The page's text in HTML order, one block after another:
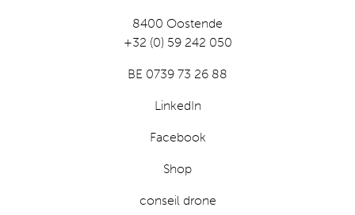
8400 Oostende
+32 (0) 59 242 050
BE 0739 73 26 88
LinkedIn
Facebook
Shop
conseil drone